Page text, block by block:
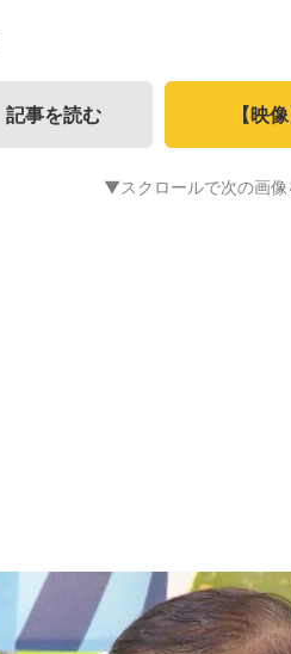
記事を読む 【映
▼スクロールで次の画